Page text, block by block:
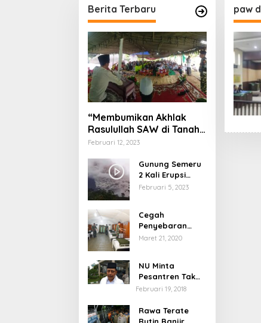
Berita Terbaru
“Membumikan Akhlak
Rasulullah SAW di Tanah
Nusantara”
Februari 12, 2023
Gunung Semeru
2 Kali Erupsi
dengan Tinggi
Februari 5, 2023
Cegah
Penyebaran
Virus Corona,
Pelayanan
Maret 21, 2020
NU Minta
Pesantren Tak
Terprovokasi
Februari 19, 2018
Rawa Terate
paw